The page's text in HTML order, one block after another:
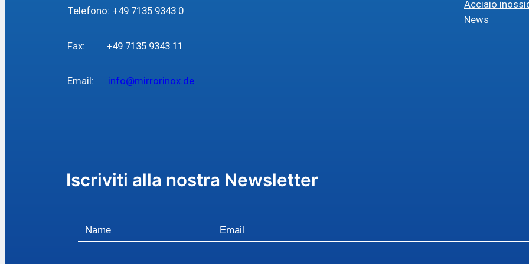
Telefono: +49 7135 9343 0
Fax: +49 7135 9343 11
Email: info@mirrorinox.de
Acciaio
News
Iscriviti alla nostra Newsletter